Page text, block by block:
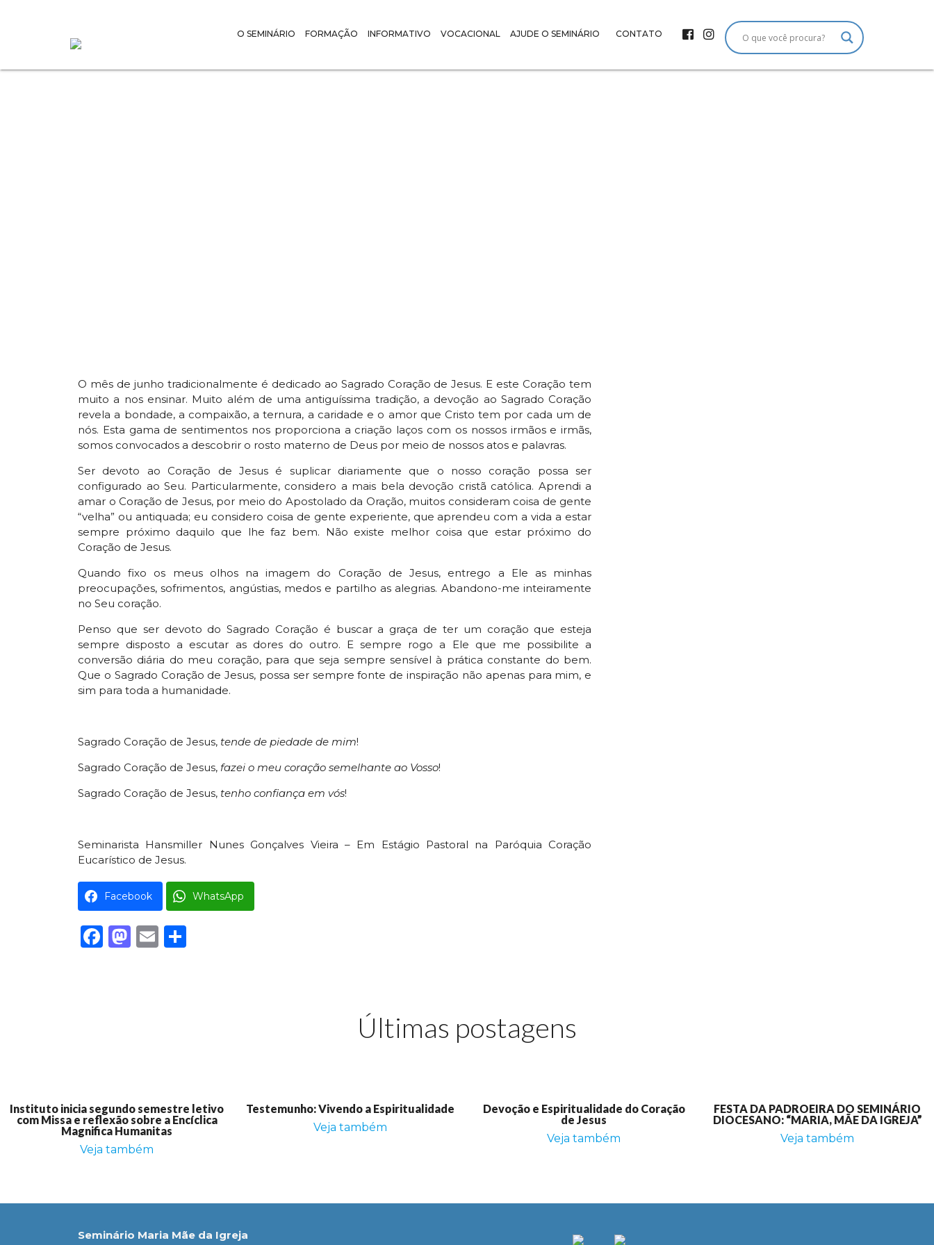
O SEMINÁRIO FORMAÇÃO INFORMATIVO VOCACIONAL AJUDE O SEMINÁRIO CONTATO
O mês de junho tradicionalmente é dedicado ao Sagrado Coração de Jesus. E este Coração tem
muito a nos ensinar. Muito além de uma antiguíssima tradição, a devoção ao Sagrado Coração
revela a bondade, a compaixão, a ternura, a caridade e o amor que Cristo tem por cada um de
nós. Esta gama de sentimentos nos proporciona a criação laços com os nossos irmãos e irmãs,
somos convocados a descobrir o rosto materno de Deus por meio de nossos atos e palavras.
Ser devoto ao Coração de Jesus é suplicar diariamente que o nosso coração possa ser
configurado ao Seu. Particularmente, considero a mais bela devoção cristã católica. Aprendi a
amar o Coração de Jesus, por meio do Apostolado da Oração, muitos consideram coisa de gente
“velha” ou antiquada; eu considero coisa de gente experiente, que aprendeu com a vida a estar
sempre próximo daquilo que lhe faz bem. Não existe melhor coisa que estar próximo do
Coração de Jesus.
Quando fixo os meus olhos na imagem do Coração de Jesus, entrego a Ele as minhas
preocupações, sofrimentos, angústias, medos e partilho as alegrias. Abandono-me inteiramente
no Seu coração.
Penso que ser devoto do Sagrado Coração é buscar a graça de ter um coração que esteja
sempre disposto a escutar as dores do outro. E sempre rogo a Ele que me possibilite a
conversão diária do meu coração, para que seja sempre sensível à prática constante do bem.
Que o Sagrado Coração de Jesus, possa ser sempre fonte de inspiração não apenas para mim, e
sim para toda a humanidade.
Sagrado Coração de Jesus, tende de piedade de mim!
Sagrado Coração de Jesus, fazei o meu coração semelhante ao Vosso!
Sagrado Coração de Jesus, tenho confiança em vós!
Seminarista Hansmiller Nunes Gonçalves Vieira – Em Estágio Pastoral na Paróquia Coração
Eucarístico de Jesus.
Facebook WhatsApp
Facebook
Mastodon
Email
Últimas postagens
Instituto inicia segundo semestre letivo
com Missa e reflexão sobre a Encíclica
Magnifica Humanitas
Veja também
Testemunho: Vivendo a Espiritualidade
Veja também
Devoção e Espiritualidade do Coração
de Jesus
Veja também
FESTA DA PADROEIRA DO SEMINÁRIO
DIOCESANO: “MARIA, MÃE DA IGREJA”
Veja também
Seminário Maria Mãe da Igreja